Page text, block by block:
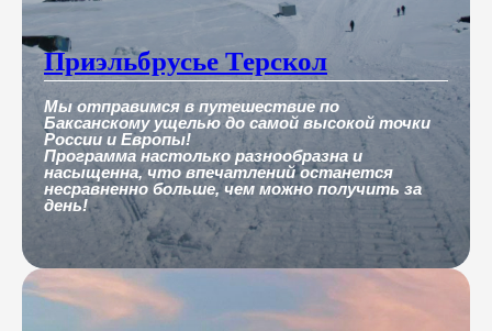
Приэльбрусье Терскол
Мы отправимся в путешествие по
Баксанскому ущелью до самой высокой точки
России и Европы!
Программа настолько разнообразна и
насыщенна, что впечатлений останется
несравненно больше, чем можно получить за
день!